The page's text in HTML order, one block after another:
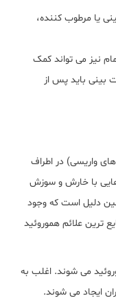
یا مرطوب کننده،
نیز می تواند کمک
بینی باید پس از
واریسی) در اطراف
با خارش و سوزش
دلیل است که وجود
ترین علائم هموروئید
می شوند. اغلب به
ایجاد می شوند.